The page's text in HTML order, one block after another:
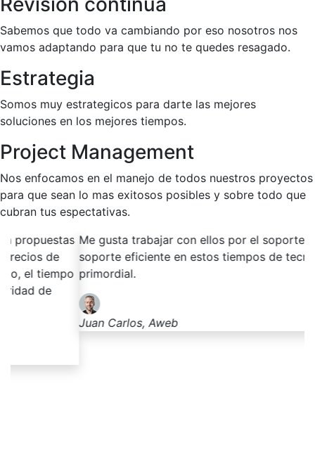
Sabemos que todo va cambiando por eso nosotros nos
vamos adaptando para que tu no te quedes resagado.
Estrategia
Somos muy estrategicos para darte las mejores
soluciones en los mejores tiempos.
Project Management
Nos enfocamos en el manejo de todos nuestros proyectos
para que sean lo mas exitosos posibles y sobre todo que
cubran tus espectativas.
Me gusta trabajar con ellos por el soporte, tener un
soporte eficiente en estos tiempos de tecnología es
primordial.
Juan Carlos, Aweb